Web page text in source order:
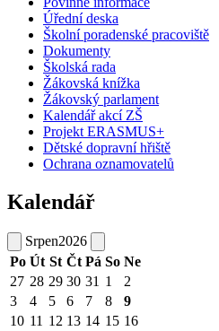
Úřední deska
Školní poradenské pracoviště
Dokumenty
Školská rada
Žákovská knížka
Žákovský parlament
Kalendář akcí ZŠ
Projekt ERASMUS+
Dětské dopravní hřiště
Ochrana oznamovatelů
Kalendář
Srpen2026
Po Út St Čt Pá So Ne
27 28 29 30 31 1
2
3
4 5 6 7 8
9
10 11 12 13 14 15 16